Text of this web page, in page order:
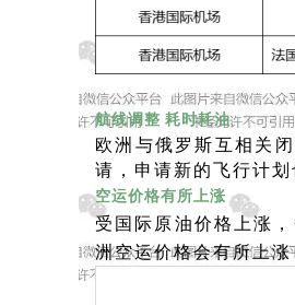
航线调整 耗时耗油
欧洲与俄罗斯互相关
请，申请新的飞行计划
空运价格有所上涨
受国际原油价格上涨
洲空运价格会有所上